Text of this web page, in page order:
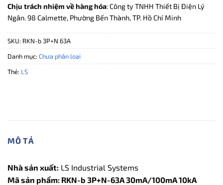
Chịu trách nhiệm về hàng hóa: Công ty TNHH Thiết Bị Điện Lý
Ngân. 98 Calmette, Phường Bến Thành, TP. Hồ Chí Minh
SKU: RKN-b 3P+N 63A
Danh mục: Chưa phân loại
Thẻ: LS
MÔ TẢ
Nhà sản xuất: LS Industrial Systems
Mã sản phẩm: RKN-b 3P+N-63A 30mA/100mA 10kA